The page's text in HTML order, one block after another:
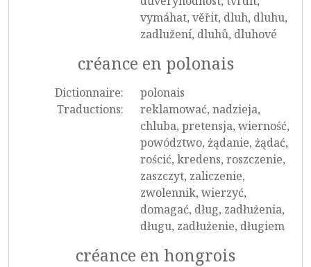
vymáhat, věřit, dluh, dluhu,
zadlužení, dluhů, dluhové
créance en polonais
Dictionnaire:
polonais
Traductions:
reklamować, nadzieja,
chluba, pretensja, wierność,
powództwo, żądanie, żądać,
rościć, kredens, roszczenie,
zaszczyt, zaliczenie,
zwolennik, wierzyć,
domagać, dług, zadłużenia,
długu, zadłużenie, długiem
créance en hongrois